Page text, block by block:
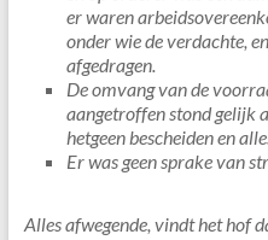
er waren
onder wie de verdachte,
afgedragen.
De omvang van de
aangetroffen stond gelijk
hetgeen bescheiden en
Er was geen sprake van
Alles afwegende, vindt het hof